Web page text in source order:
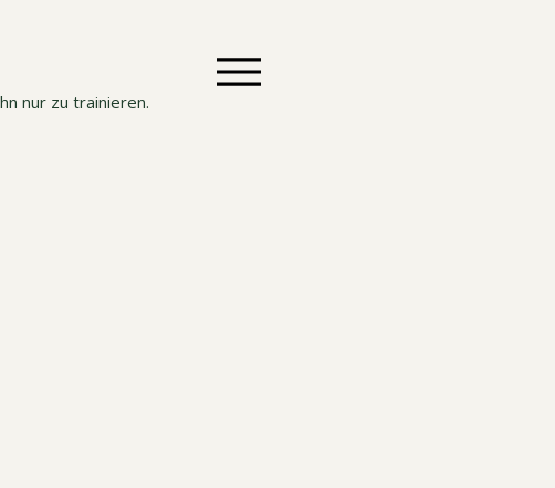
nur zu trainieren.